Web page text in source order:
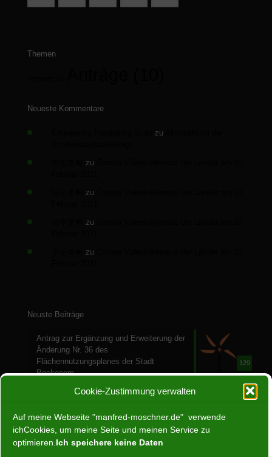
Cookie-Zustimmung verwalten
Auf meine Webseite "manfred-moschner.de" verwende
ichCookies, um meine Seite und meinen Service zu
optimieren. Ich speichere keine Daten
Themen
Neueste Kommentare
zu
zu
zu
zu
zu
Neuste Beiträge
129
Antrag zur Ergänzung und Erweiterung der
Änderung Nr. 36 des
Flächennutzungsplanes der Stadt
Bockenem
28. Juli 2024
Ein Jahr ohne Atomenergie
30. April 2024